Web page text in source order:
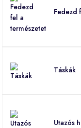
Fedezd
Táskák
Utazós